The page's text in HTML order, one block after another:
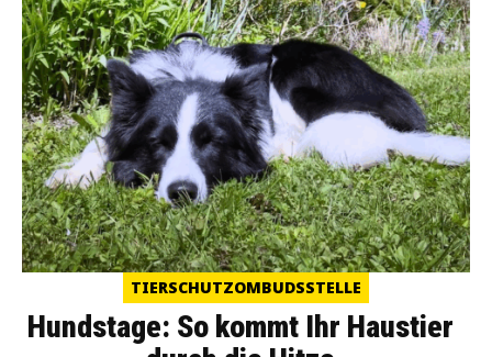
TIERSCHUTZOMBUDSSTELLE
Hundstage: So kommt Ihr Haustier